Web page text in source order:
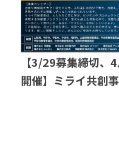
【3/29募集締切、
開催】ミライ共創